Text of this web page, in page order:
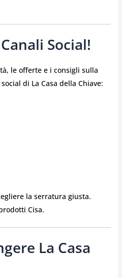
Social!
le offerte e i consigli sulla
di La Casa della Chiave:
la serratura giusta.
Cisa.
La Casa